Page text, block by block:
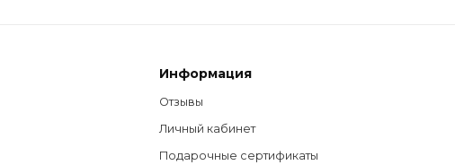
Информация
Отзывы
Личный кабинет
Подарочные сертификаты